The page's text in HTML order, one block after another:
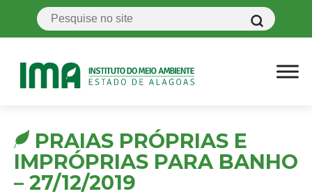
PRAIAS PRÓPRIAS E
IMPRÓPRIAS PARA BANHO
– 27/12/2019